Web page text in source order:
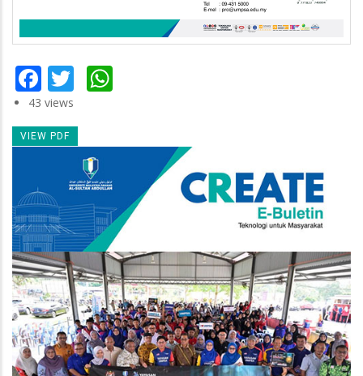
Facebook
Twitter
43 views
VIEW PDF